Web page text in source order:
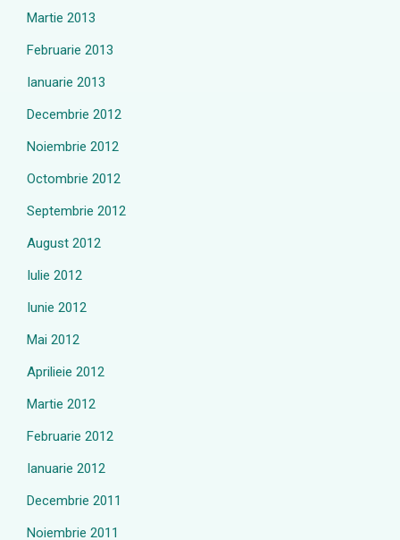
Martie 2013
Februarie 2013
Ianuarie 2013
Decembrie 2012
Noiembrie 2012
Octombrie 2012
Septembrie 2012
August 2012
Iulie 2012
Iunie 2012
Mai 2012
Aprilieie 2012
Martie 2012
Februarie 2012
Ianuarie 2012
Decembrie 2011
Noiembrie 2011